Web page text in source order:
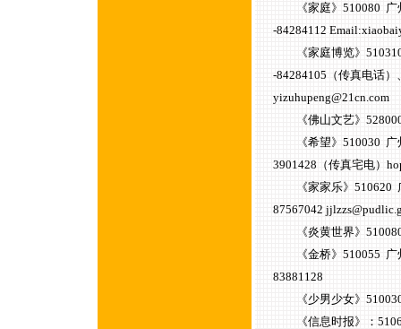
《家庭》510080 广
-84284112
《家庭博览》510310
-84284105（传真电话）
yizuhupeng@21cn.com
《佛山文艺》528000
《希望》510030 广州
3901428（传真宅电）
《家家乐》510620
87567042
《炎黄世界》510080
《金桥》510055 广州
83881128
《少男少女》510030
《信息时报》：